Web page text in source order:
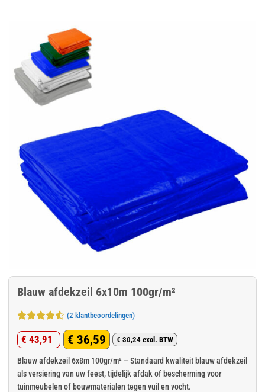
Blauw afdekzeil 6x10m 100gr/m²
Gewaardeerd
4.5op 5
gebaseerd
op
2
klant
(2 klantbeoordelingen)
€43,91
Oorspronkelijke
prijs
was:
€ 36,59
Huidige
prijs
is:
€ 30,24excl. BTW
Blauw afdekzeil 6x8m 100gr/m² – Standaard kwaliteit blauw afdekzeil
als versiering van uw feest, tijdelijk afdak of bescherming voor
tuinmeubelen of bouwmaterialen tegen vuil en vocht.